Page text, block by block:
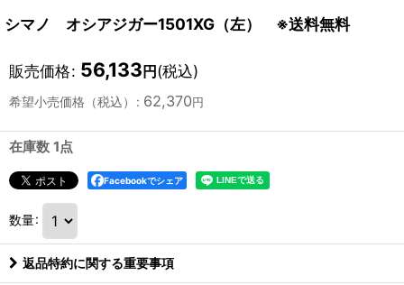
シマノ オシアジガー1501XG（左） ※送料無料
販売価格: 56,133円(税込)
希望小売価格（税込） : 62,370円
在庫数 1点
Facebookでシェア
数量:
返品特約に関する重要事項